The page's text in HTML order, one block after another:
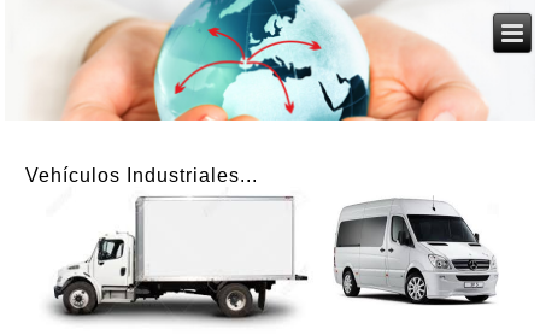
Vehículos Industriales...